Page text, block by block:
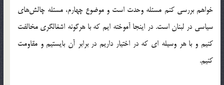
خواهم بررسی کنم مسئله وحدت است و موضوع چهارم، مسئله چالش‌های
سیاسی در لبنان است.‬‎ در اینجا آموخته ایم که با هرگونه اشغالگری مخالفت
کنیم و با هر وسیله ای که در اختیار داریم در برابر آن بایستیم و مقاومت
کنیم.‬‎